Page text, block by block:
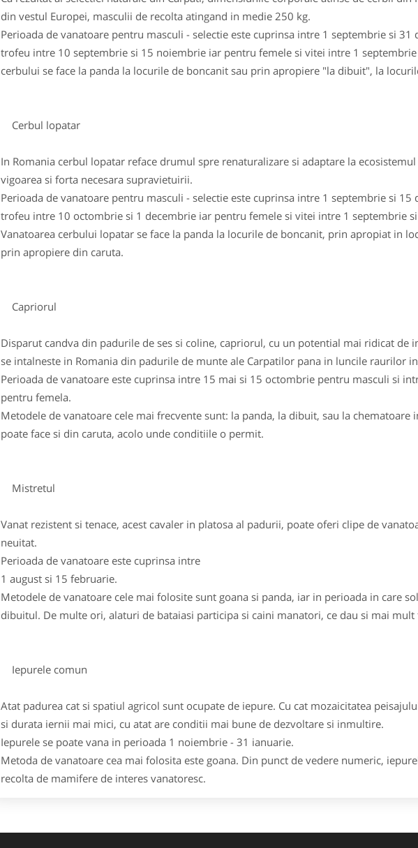
din vestul Europei, masculii de recolta atingand in medie 250 kg.
Perioada de vanatoare pentru masculi - selectie este cuprinsa intre 1 septembrie si 31
trofeu intre 10 septembrie si 15 noiembrie iar pentru femele si vitei intre 1
cerbului se face la panda la locurile de boncanit sau prin apropiere "la dibuit", la
Cerbul lopatar
In Romania cerbul lopatar reface drumul spre renaturalizare si adaptare la
vigoarea si forta necesara supravietuirii.
Perioada de vanatoare pentru masculi - selectie este cuprinsa intre 1 septembrie si 15
trofeu intre 10 octombrie si 1 decembrie iar pentru femele si vitei intre 1 septembrie
Vanatoarea cerbului lopatar se face la panda la locurile de boncanit, prin apropiat in
prin apropiere din caruta.
Capriorul
Disparut candva din padurile de ses si coline, capriorul, cu un potential mai ridicat de
se intalneste in Romania din padurile de munte ale Carpatilor pana in luncile raurilor
Perioada de vanatoare este cuprinsa intre 15 mai si 15 octombrie pentru masculi si
pentru femela.
Metodele de vanatoare cele mai frecvente sunt: la panda, la dibuit, sau la
poate face si din caruta, acolo unde conditiile o permit.
Mistretul
Vanat rezistent si tenace, acest cavaler in platosa al padurii, poate oferi clipe de
neuitat.
Perioada de vanatoare este cuprinsa intre
1 august si 15 februarie.
Metodele de vanatoare cele mai folosite sunt goana si panda, iar in perioada in care
dibuitul. De multe ori, alaturi de bataiasi participa si caini manatori, ce dau si mai
Iepurele comun
Atat padurea cat si spatiul agricol sunt ocupate de iepure. Cu cat mozaicitatea
si durata iernii mai mici, cu atat are conditii mai bune de dezvoltare si inmultire.
Iepurele se poate vana in perioada 1 noiembrie - 31 ianuarie.
Metoda de vanatoare cea mai folosita este goana. Din punct de vedere numeric,
recolta de mamifere de interes vanatoresc.